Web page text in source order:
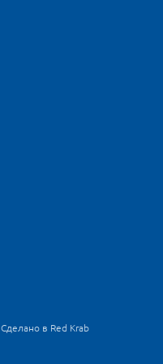
Сделано в Red Krab